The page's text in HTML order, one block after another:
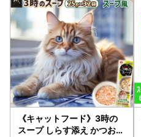
《キャットフード》3時の
スープ しらす添え かつおだ